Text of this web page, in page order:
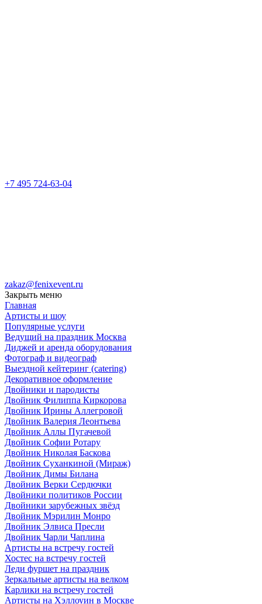
+7 495 724-63-04
zakaz@fenixevent.ru
Закрыть меню
Главная
Артисты и шоу
Популярные услуги
Ведущий на праздник Москва
Диджей и аренда оборудования
Фотограф и видеограф
Выездной кейтеринг (catering)
Декоративное оформление
Двойники и пародисты
Двойник Филиппа Киркорова
Двойник Ирины Аллегровой
Двойник Валерия Леонтьева
Двойник Аллы Пугачевой
Двойник Софии Ротару
Двойник Николая Баскова
Двойник Суханкиной (Мираж)
Двойник Димы Билана
Двойник Верки Сердючки
Двойники политиков России
Двойники зарубежных звёзд
Двойник Мэрилин Монро
Двойник Элвиса Пресли
Двойник Чарли Чаплина
Артисты на встречу гостей
Хостес на встречу гостей
Леди фуршет на праздник
Зеркальные артисты на велком
Карлики на встречу гостей
Артисты на Хэллоуин в Москве